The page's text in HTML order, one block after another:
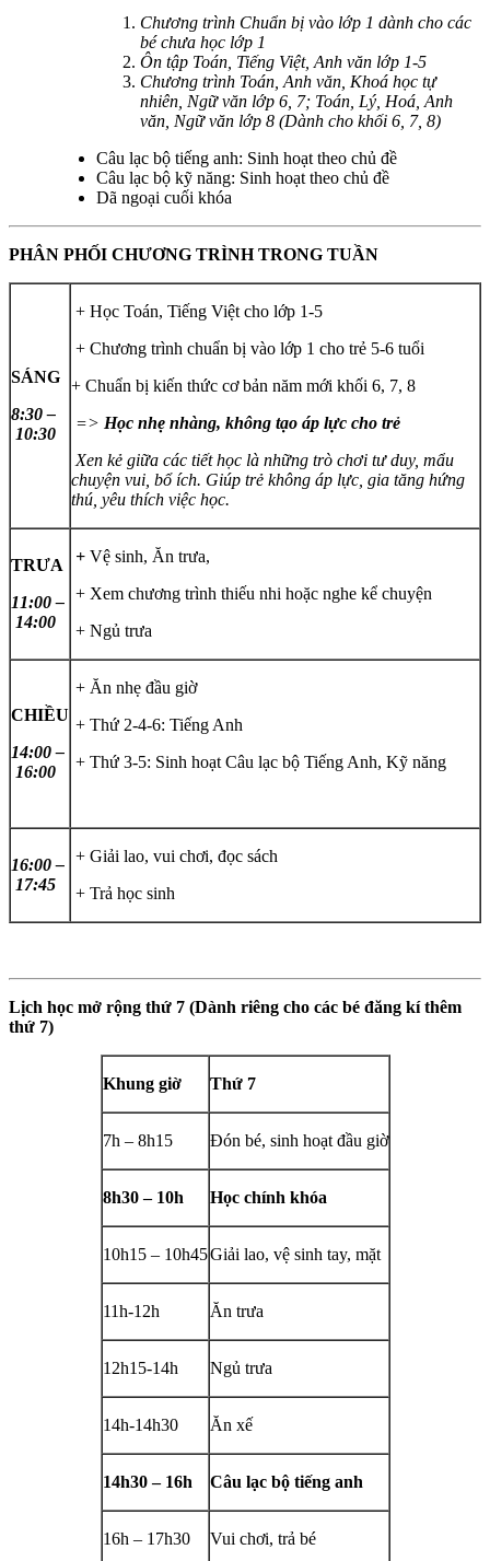
Chương trình Chuẩn bị vào lớp 1 dành cho các
bé chưa học lớp 1
Ôn tập Toán, Tiếng Việt, Anh văn lớp 1-5
Chương trình Toán, Anh văn, Khoá học tự
nhiên, Ngữ văn lớp 6, 7; Toán, Lý, Hoá, Anh
văn, Ngữ văn lớp 8 (Dành cho khối 6, 7, 8)
Câu lạc bộ tiếng anh: Sinh hoạt theo chủ đề
Câu lạc bộ kỹ năng: Sinh hoạt theo chủ đề
Dã ngoại cuối khóa
PHÂN PHỐI CHƯƠNG TRÌNH TRONG TUẦN
SÁNG
8:30 –
10:30
+ Học Toán, Tiếng Việt cho lớp 1-5
+ Chương trình chuẩn bị vào lớp 1 cho trẻ 5-6 tuổi
+ Chuẩn bị kiến thức cơ bản năm mới khối 6, 7, 8
=> Học nhẹ nhàng, không tạo áp lực cho trẻ
Xen kẻ giữa các tiết học là những trò chơi tư duy, mẩu
chuyện vui, bổ ích. Giúp trẻ không áp lực, gia tăng hứng
thú, yêu thích việc học.
TRƯA
11:00 –
14:00
+ Vệ sinh, Ăn trưa,
+ Xem chương trình thiếu nhi hoặc nghe kể chuyện
+ Ngủ trưa
CHIỀU
14:00 –
16:00
+ Ăn nhẹ đầu giờ
+ Thứ 2-4-6: Tiếng Anh
+ Thứ 3-5: Sinh hoạt Câu lạc bộ Tiếng Anh, Kỹ năng
16:00 –
17:45
+ Giải lao, vui chơi, đọc sách
+ Trả học sinh
Lịch học mở rộng thứ 7 (Dành riêng cho các bé đăng kí thêm
thứ 7)
Khung giờ Thứ 7
7h – 8h15 Đón bé, sinh hoạt đầu giờ
8h30 – 10h Học chính khóa
10h15 – 10h45Giải lao, vệ sinh tay, mặt
11h-12h Ăn trưa
12h15-14h Ngủ trưa
14h-14h30 Ăn xế
14h30 – 16h Câu lạc bộ tiếng anh
16h – 17h30 Vui chơi, trả bé